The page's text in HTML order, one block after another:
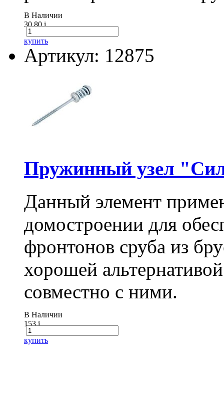
В Наличии
30.80i
купить
Артикул: 12875
Пружинный узел
Данный элемент
домостроении для
фронтонов сруба из
хорошей
совместно с ними.
В Наличии
153i
купить